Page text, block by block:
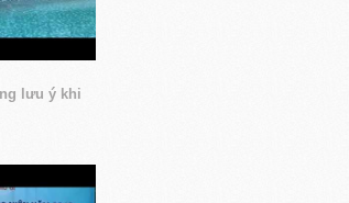
lưu ý khi